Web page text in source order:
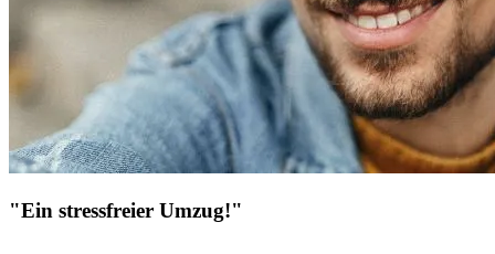
"Ein stressfreier Umzug!"